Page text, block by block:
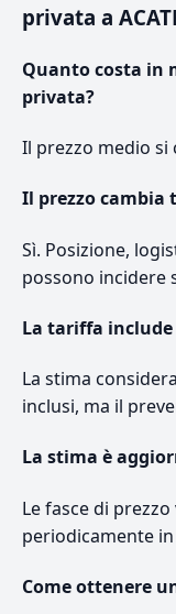
privata a
Quanto costa in
privata?
Il prezzo medio si
Il prezzo cambia
Sì. Posizione,
possono incidere
La tariffa
La stima
inclusi, ma il
La stima è
Le fasce di
periodicamente
Come ottenere